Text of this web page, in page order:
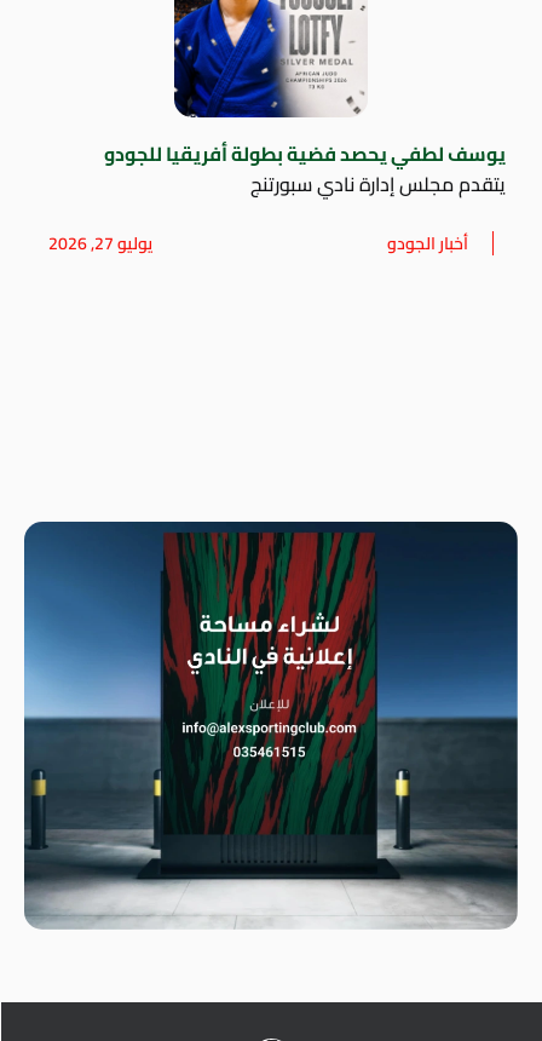
يوسف لطفي يحصد فضية بطولة أفريقيا للجودو
يتقدم مجلس إدارة نادي سبورتنج
أخبار الجودو يوليو 27, 2026